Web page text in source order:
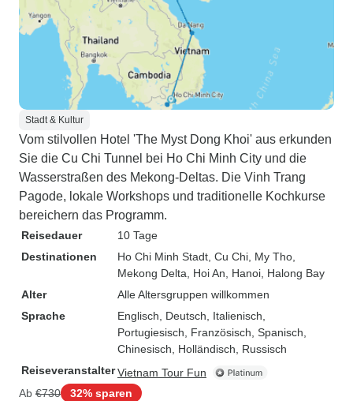
Stadt & Kultur
Vom stilvollen Hotel 'The Myst Dong Khoi' aus erkunden
Sie die Cu Chi Tunnel bei Ho Chi Minh City und die
Wasserstraßen des Mekong-Deltas. Die Vinh Trang
Pagode, lokale Workshops und traditionelle Kochkurse
bereichern das Programm.
Reisedauer
10 Tage
Destinationen
Ho Chi Minh Stadt , Cu Chi , My Tho
Mekong Delta , Hoi An , Hanoi , Halong Bay
Alter
Alle Altersgruppen willkommen
Sprache
Englisch, Deutsch, Italienisch,
Portugiesisch, Französisch, Spanisch,
Chinesisch, Holländisch, Russisch
ReiseveranstalterVietnam Tour Fun
Ab €730 32% sparen